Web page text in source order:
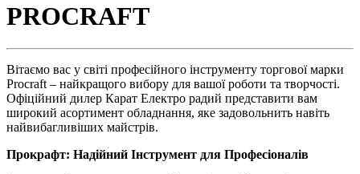
PROCRAFT
Вітаємо вас у світі професійного інструменту торгової марки
Procraft – найкращого вибору для вашої роботи та творчості.
Офіційний дилер Карат Електро радий представити вам
широкий асортимент обладнання, яке задовольнить навіть
найвибагливіших майстрів.
Прокрафт: Надійний Інструмент для Професіоналів